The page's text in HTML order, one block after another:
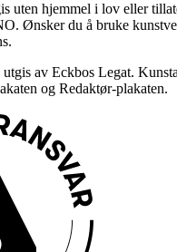
uten hjemmel i lov eller
Ønsker du å bruke
av Eckbos Legat.
og Redaktør-plakaten.